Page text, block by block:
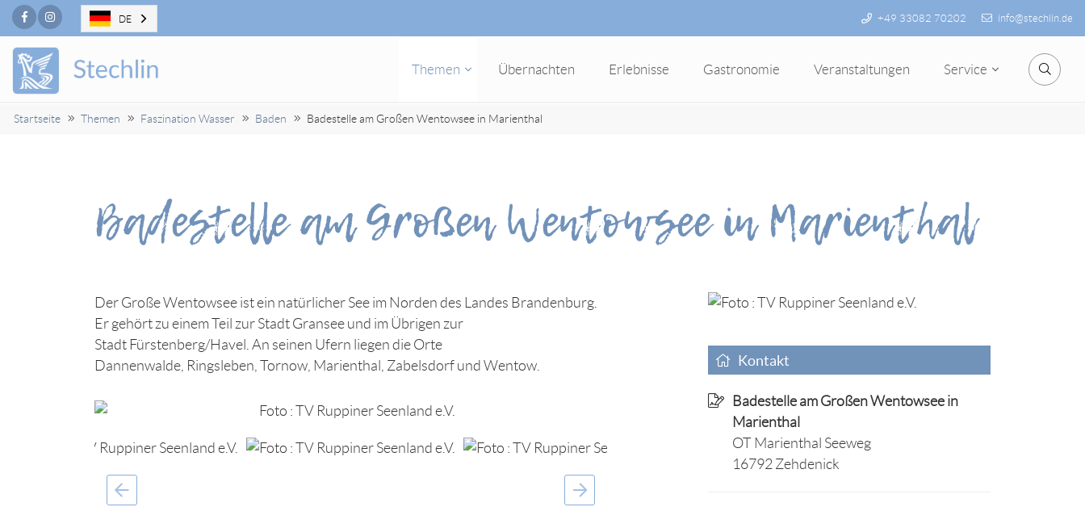
FacebookInstagram +49 33082 70202 info@stechlin.de
Themen Übernachten Erlebnisse Gastronomie Veranstaltungen Service Suche
Startseite Themen Faszination Wasser Baden Badestelle am Großen Wentowsee in Marienthal
Badestelle am Großen Wentowsee in Marienthal
Der Große Wentowsee ist ein natürlicher See im Norden des Landes Brandenburg.
Er gehört zu einem Teil zur Stadt Gransee und im Übrigen zur
Stadt Fürstenberg/Havel. An seinen Ufern liegen die Orte
Dannenwalde, Ringsleben, Tornow, Marienthal, Zabelsdorf und Wentow.
Kontakt
Badestelle am Großen Wentowsee in
Marienthal
OT Marienthal Seeweg
16792 Zehdenick
DE